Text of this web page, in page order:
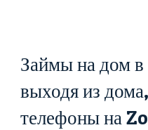
Займы на дом
выходя из
телефоны на